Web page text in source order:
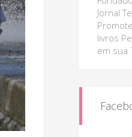
Jornal
livros
em sua